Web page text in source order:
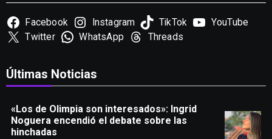
Facebook Instagram TikTok
YouTube
Twitter
WhatsApp Threads
Últimas Noticias
«Los de Olimpia son interesados»: Ingrid
Noguera encendió el debate sobre las
hinchadas